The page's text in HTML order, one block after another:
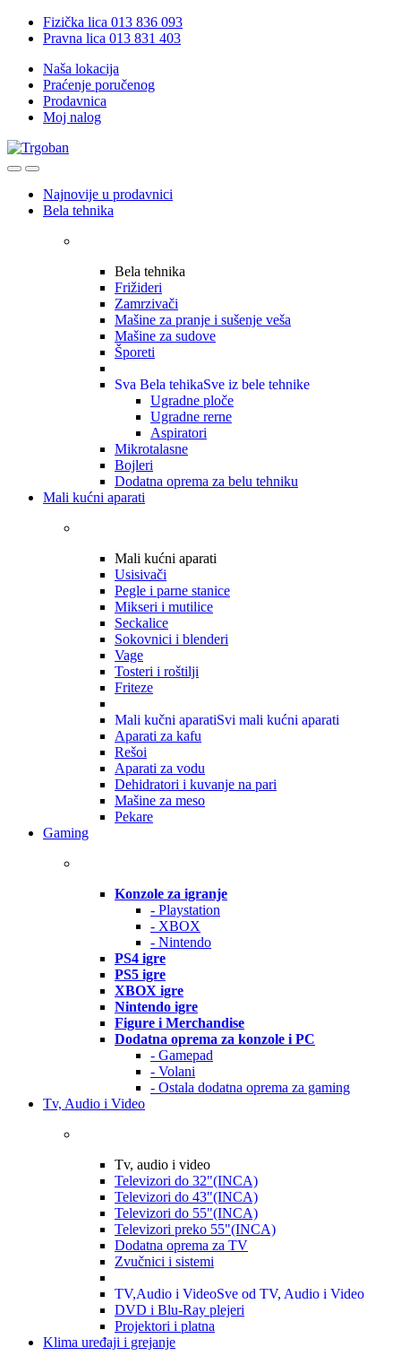
Skip
Skip
Fizička lica 013 836 093
Pravna lica 013 831 403
Naša lokacija
Praćenje poručenog
Prodavnica
Moj nalog
OpenClose
Najnovije u prodavnici
Bela tehnika
Bela tehnika
Frižideri
Zamrzivači
Mašine za pranje i sušenje veša
Mašine za sudove
Šporeti
Sva Bela tehikaSve iz bele tehnike
Ugradne ploče
Ugradne rerne
Aspiratori
Mikrotalasne
Bojleri
Dodatna oprema za belu tehniku
Mali kućni aparati
Mali kućni aparati
Usisivači
Pegle i parne stanice
Mikseri i mutilice
Seckalice
Sokovnici i blenderi
Vage
Tosteri i roštilji
Friteze
Mali kučni aparatiSvi mali kućni aparati
Aparati za kafu
Rešoi
Aparati za vodu
Dehidratori i kuvanje na pari
Mašine za meso
Pekare
Gaming
Konzole za igranje
- Playstation
- XBOX
- Nintendo
PS4 igre
PS5 igre
XBOX igre
Nintendo igre
Figure i Merchandise
Dodatna oprema za konzole i PC
- Gamepad
- Volani
- Ostala dodatna oprema za gaming
Tv, Audio i Video
Tv, audio i video
Televizori do 32"(INCA)
Televizori do 43"(INCA)
Televizori do 55"(INCA)
Televizori preko 55"(INCA)
Dodatna oprema za TV
Zvučnici i sistemi
TV,Audio i VideoSve od TV, Audio i Video
DVD i Blu-Ray plejeri
Projektori i platna
Klima uređaji i grejanje